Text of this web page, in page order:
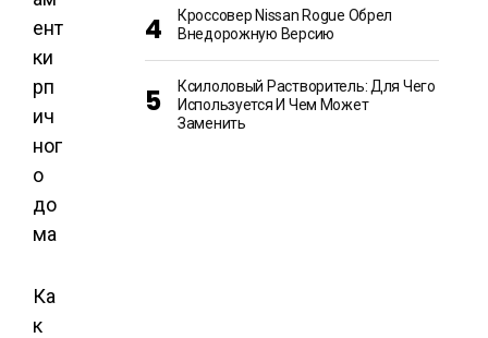
Ка
к
Кроссовер Nissan Rogue Обрел
Внедорожную Версию
Ксилоловый Растворитель: Для Чего
Используется И Чем Может
Заменить